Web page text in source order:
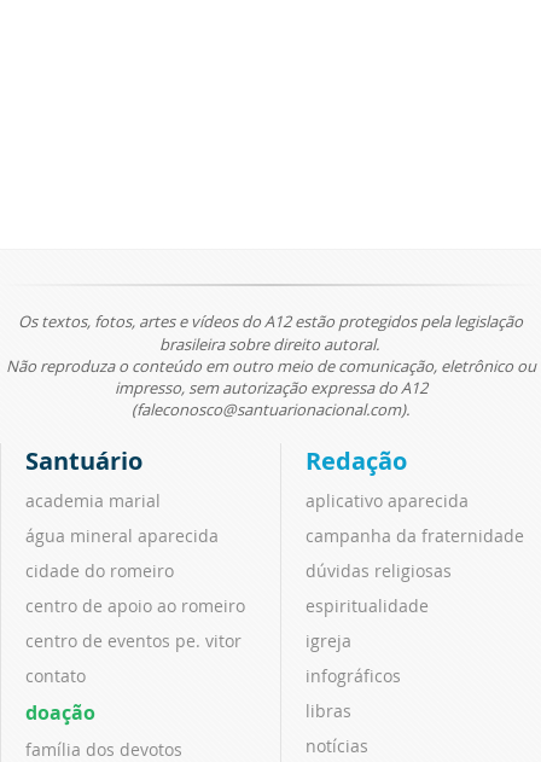
Os textos, fotos, artes e vídeos do A12 estão protegidos pela legislação
brasileira sobre direito autoral.
Não reproduza o conteúdo em outro meio de comunicação, eletrônico ou
impresso, sem autorização expressa do A12
(faleconosco@santuarionacional.com).
Santuário
academia marial
água mineral aparecida
cidade do romeiro
centro de apoio ao romeiro
centro de eventos pe. vitor
contato
doação
família dos devotos
Redação
aplicativo aparecida
campanha da fraternidade
dúvidas religiosas
espiritualidade
igreja
infográficos
libras
notícias